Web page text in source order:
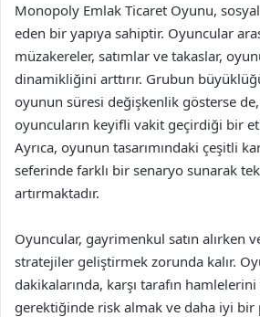
Monopoly Emlak Ticaret Oyunu,
eden bir yapıya sahiptir. Oyuncular
müzakereler, satımlar ve takaslar,
dinamikliğini arttırır. Grubun
oyunun süresi değişkenlik gösterse
oyuncuların keyifli vakit geçirdiği bir
Ayrıca, oyunun tasarımındaki çeşitli
seferinde farklı bir senaryo sunarak
artırmaktadır.
Oyuncular, gayrimenkul satın alırken
stratejiler geliştirmek zorunda kalır.
dakikalarında, karşı tarafın
gerektiğinde risk almak ve daha iyi bir